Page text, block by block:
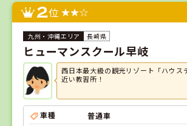
2位
長崎県
ヒューマンスクール早岐
西日本最大級の観光リゾート「ハウス
近い教習所！
車種
普通車